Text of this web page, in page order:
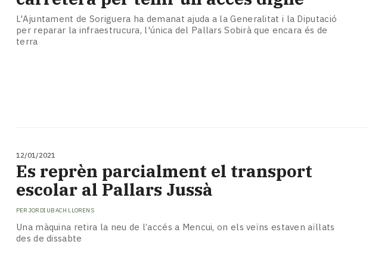
L'Ajuntament de Soriguera ha demanat ajuda a la Generalitat i la Diputació
per reparar la infraestrucura, l'única del Pallars Sobirà que encara és de
terra
12/01/2021
Es reprèn parcialment el transport
escolar al Pallars Jussà
PER JORDI UBACH LLORENS
Una màquina retira la neu de l’accés a Mencui, on els veïns estaven aïllats
des de dissabte